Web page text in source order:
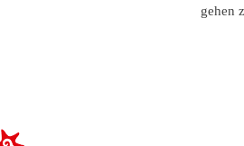
gehen